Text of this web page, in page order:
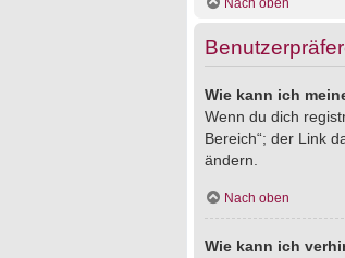
Nach oben
Wie kann ich
Wenn du dich
Bereich“; der Link
ändern.
Nach oben
Wie kann ich